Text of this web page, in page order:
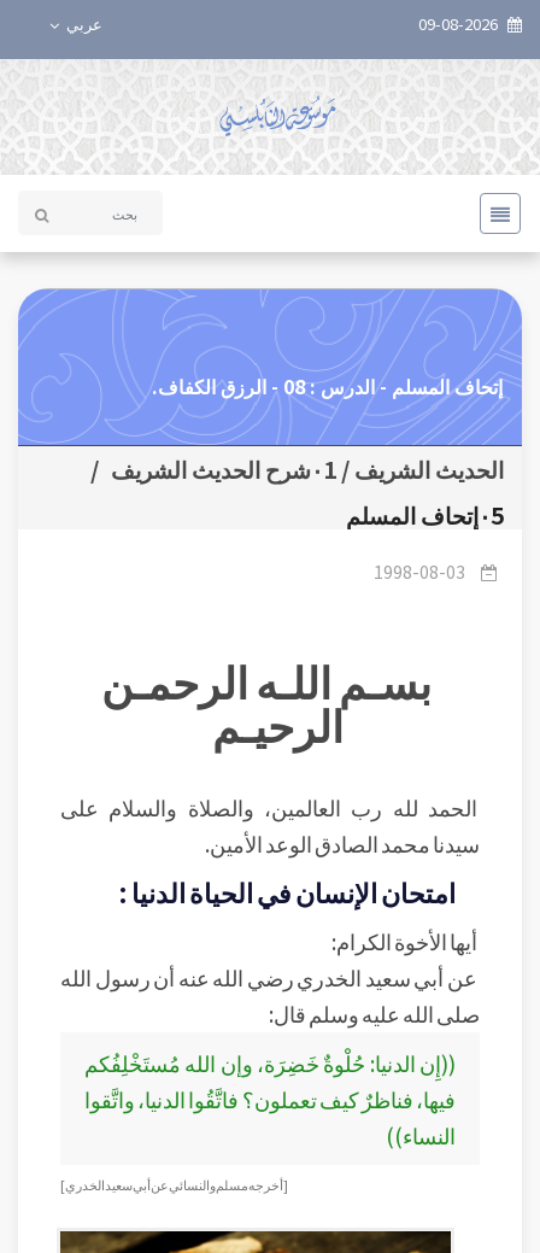
عربي
إتحاف المسلم - الدرس : 08 - الرزق الكفاف.
الحديث الشريف / ٠1شرح الحديث الشريف
/
٠5إتحاف المسلم
1998-08-03
بسـم اللـه الرحمـن
الرحيـم
الحمد لله رب العالمين، والصلاة والسلام على
سيدنا محمد الصادق الوعد الأمين.
امتحان الإنسان في الحياة الدنيا :
أيها الأخوة الكرام:
عن أبي سعيد الخدري رضي الله عنه أن رسول الله
صلى الله عليه وسلم قال:
((إِن الدنيا: حُلْوةٌ خَضِرَة، وإن الله مُستَخْلِفُكم
فيها، فناظرٌ كيف تعملون؟ فاتَّقُوا الدنيا، واتَّقوا
النساء))
[أخرجه مسلم والنسائي عن أبي سعيد الخدري]